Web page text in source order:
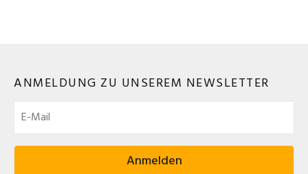
ANMELDUNG ZU UNSEREM NEWSLETTER